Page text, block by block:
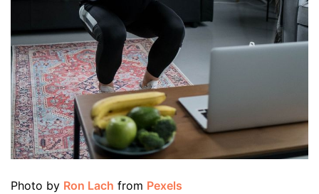
Photo by Ron Lach from Pexels